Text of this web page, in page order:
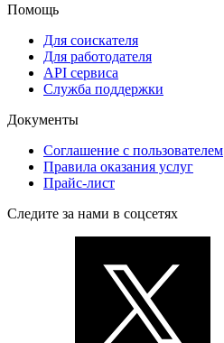
Помощь
Для соискателя
Для работодателя
API сервиса
Служба поддержки
Документы
Соглашение с пользователем
Правила оказания услуг
Прайс-лист
Следите за нами в соцсетях